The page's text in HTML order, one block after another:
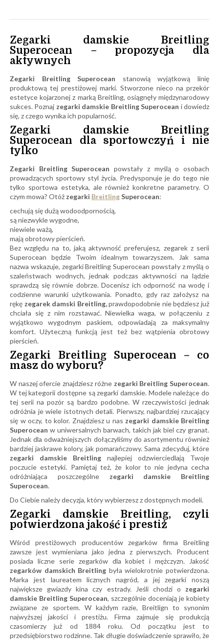
Zegarki damskie Breitling
Superocean – propozycja dla
aktywnych
Zegarki Breitling Superocean stanowią wyjątkową linię
produktową tej prestiżowej marki. Stworzone nieco na przekór
estetyce kojarzonej z marką Breitling, osiągnęły międzynarodowy
sukces. Poznaj zegarki damskie Breitling Superocean i dowiedz
się, z czego wynika ich popularność.
Zegarki damskie Breitling
Superocean dla sportowczyń i nie
tylko
Zegarki Breitling Superoceanpowstały z myślą o osobach
prowadzących sportowy styl życia. Predysponuje je do tego nie
tylko sportowa estetyka, ale również konkretne parametry. O
czym mowa? Otóż zegarki BreitlingSuperocean:
cechują się dużą wodoodpornością,
są niezwykle wygodne,
niewiele ważą,
mają obrotowy pierścień.
Bez względu na to, jaką aktywność preferujesz, zegarek z serii
Superocean będzie Twoim idealnym towarzyszem. Jak sama
nazwa wskazuje, zegarki Breitling Superocean powstały z myślą o
szaleństwach wodnych, jednak podczas aktywności na lądzie
sprawdzą się równie dobrze. Docenisz ich odporność na wodę i
codzienne warunki użytkowania. Ponadto, gdy raz założysz na
rękę zegarek damski Breitling,prawdopodobnie nie będziesz już
chciała się z nim rozstawać. Niewielka waga, w połączeniu z
wyjątkowo wygodnym paskiem, odpowiadają za maksymalny
komfort. Użyteczną funkcją jest też bez wątpienia obrotowy
pierścień.
Zegarki Breitling Superocean – co
masz do wyboru?
W naszej ofercie znajdziesz różne zegarki Breitling Superocean.
W tej kategorii dostępne są zegarki damskie. Modele należące do
tej serii na pozór są bardzo podobne. W rzeczywistości jednak
odróżnia je wiele istotnych detali. Pierwszy, najbardziej rzucający
się w oczy, to kolor. Znajdziesz u nas zegarki damskie Breitling
Superocean w uniwersalnych barwach, takich jak biel czy granat.
Jednak dla odważniejszych dołączyliśmy do asortymentu również
bardziej jaskrawe kolory, jak pomarańczowy. Sama zdecyduj, które
zegarki damskie Breitling najlepiej odzwierciedlają Twoje
poczucie estetyki. Pamiętaj też, że kolor to nie jedyna cecha
odróżniająca poszczególne zegarki damskie Breitling
Superocean.
Do Ciebie należy decyzja, który wybierzesz z dostępnych modeli.
Zegarki damskie Breitling, czyli
potwierdzona jakość i prestiż
Wśród prestiżowych producentów zegarków firma Breitling
zawsze jest wymieniana jako jedna z pierwszych. Producent
posiada liczne serie zegarków dla kobiet i mężczyzn. Jakość
zegarków damskich Breitling była wielokrotnie potwierdzona.
Marka jest laureatem licznych nagród, a jej zegarki noszą
największe gwiazdy kina czy estrady. Jeśli chodzi o zegarki
damskie Breitling Superocean, szczególnie doceniają je kobiety
związane ze sportem. W każdym razie, Breitlign to synonim
najwyższej jakości i prestiżu. Firma zajmuje się produkcją
czasomierzy już od 1884 roku. Od początku jest to
przedsiębiorstwo rodzinne. Tak długie doświadczenie sprawiło, że